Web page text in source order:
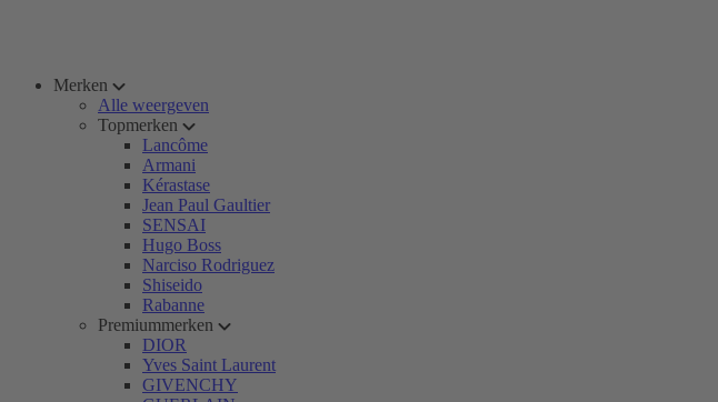
Merken
Alle weergeven
Topmerken
Lancôme
Armani
Kérastase
Jean Paul Gaultier
SENSAI
Hugo Boss
Narciso Rodriguez
Shiseido
Rabanne
Premiummerken
DIOR
Yves Saint Laurent
GIVENCHY